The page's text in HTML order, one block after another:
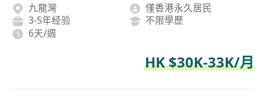
九龍灣
僅香港永久居民
3-5年经验
不限學歷
6天/週
HK $30K-33K/月